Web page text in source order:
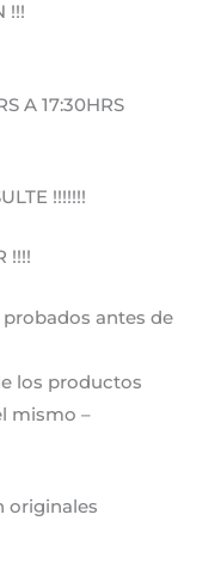
!!!
A 17:30HRS
!!!!!!!
!!!!
antes de
los productos
mismo –
originales